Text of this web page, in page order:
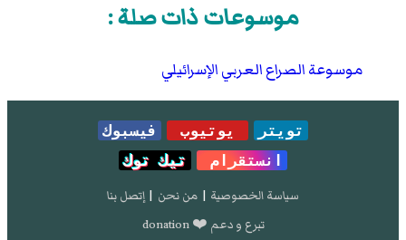
موسوعات ذات صلة :
موسوعة الصراع العربي الإسرائيلي
تويتر يوتيوب
فيسبوك
انستقرام
تيك توك
سياسة الخصوصية | من نحن | إتصل بنا
تبرع و دعم ❤️ donation